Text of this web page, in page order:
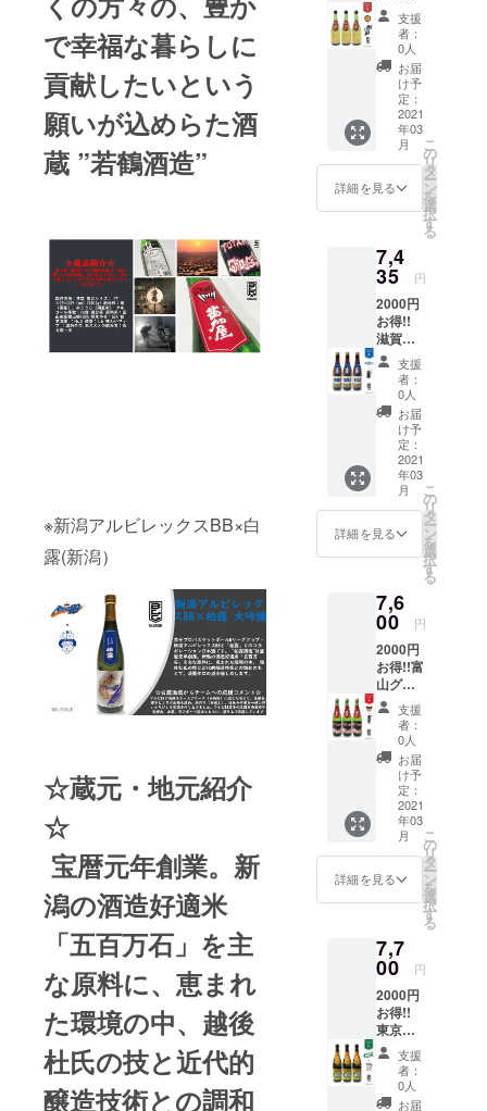
で幸福な暮らしに
貢献したいという
願いが込めらた酒
蔵 ”若鶴酒造”
※新潟アルビレックスBB×白
露(新潟）
☆蔵元・地元紹介
☆
宝暦元年創業。新
潟の酒造好適米
「五百万石」を主
な原料に、恵まれ
た環境の中、越後
杜氏の技と近代的
醸造技術との調和
奥多摩
の地酒
として
親しま
れてき
た造り
酒屋で
す。奥
多摩は
はいえ
かなり
すが、
その中
でも澤
乃井の
生まれ
た沢井
は清涼
で豊か
な水が
流れる
ことか
らそう
呼ばれ
るよう
になっ
郷で
す。酒
井」は
その地
名に由
来しま
す。東
京の奥
座敷と
呼ばれ
る環境
は昔の
まま、
澤乃井
は今も
昔も奥
多摩の
中で造
られて
す。 ☆
生産者
から
チーム
への応
援コメ
ント☆
Ｂリー
グと日
本酒の
地元紹
介☆ 山
形県の
南部に
位置す
る「ま
ほろば
の里」
高畠町
で、約
300年の
す。 地
元農家
高畠町
酒米研
究会を
組織
し、
「米作
りから
の酒造
り」を
基本と
した酒
造りに
いま
す。 ☆
チーム
への応
援コメ
ント☆
プロバ
スケッ
トボー
ルとい
う激し
いス
ポーツ
に合わ
せ、数
ある酒
の中で
な飲み
心地の
グを
チョイ
スしま
した。
シュ
ワっと
弾ける
刺激的
でクー
は年齢
確認が
義務付
けられ
ていま
す。 ※
ラベル
の形状
上 肩
ラベル
にシワ
ますの
でご了
承くだ
さい ☆
蔵元・
地元紹
介☆ 宝
暦元年
創業。
新潟の
酒造好
適米
「五百
万石」
を主な
原料
に、恵
後杜氏
の技と
醸造技
術との
調和の
もと
で、
「柏
露」の
特徴で
ある淡
麗辛口
の酒を
醸しだ
ます。
雪国越
り積も
る雪が
空気を
清め、
清澄な
信濃川
と越後
平野の
良質米
イヤモ
ンドド
ルフィ
ンズ ×
やまは
いほま
れ (3
本)+お
礼の
メール
法律に
より20
歳未満
の購入
や飲酒
は禁止
されて
おり、
酒類の
販売に
は年齢
確認が
義務付
けられ
ていま
す。 ※
ラベル
の形状
上 肩
ラベル
性あり
ますの
でご了
承くだ
さい ①
蔵元・
地域紹
介：弊
社は創
業200年
以上で
愛知県
西部濃
尾平野
に位置
しま
す。西
いう寒
気がな
地下に
は木曽
川の伏
流水や
御嶽山
の水脈
が流れ
支援
者：
0人
お届
け予
定：
2021
年03
月
詳細を見る
こ
の
リ
タ
ー
ン
を
選
択
す
る
7,4
35 円
2000円
お得!!
滋賀レ
イクス
ターズ
× 大治
郎 純米
吟醸 (3
本セッ
ト）お
礼の
メール
法律に
より20
歳未満
の酒類
や飲酒
は禁止
されて
おり、
酒類の
販売に
は年齢
確認が
義務付
けられ
ていま
す。 ※
ラベル
の形状
上 肩
ラベル
にシワ
ますの
でご了
承くだ
さい ☆
蔵元・
地元紹
介☆ 大
正3年創
業、
「米を
支援
者：
0人
お届
け予
定：
2021
年03
月
詳細を見る
こ
の
リ
タ
ー
ン
を
選
択
す
る
7,6
00 円
2000円
お得!!富
山グラ
ウジー
ズ × 苗
加屋 純
米吟醸
玲碧 (3
本セッ
ト）+お
礼の
メール
法律に
より20
歳未満
の酒類
や飲酒
は禁止
されて
おり、
酒類の
販売に
は年齢
確認が
義務付
けられ
支援
者：
0人
お届
け予
定：
2021
年03
月
詳細を見る
こ
の
リ
タ
ー
ン
を
選
択
す
る
7,7
00 円
2000円
お得!!
東京エ
クセレ
ンス ×
澤乃
井 純
支援
者：
0人
お届